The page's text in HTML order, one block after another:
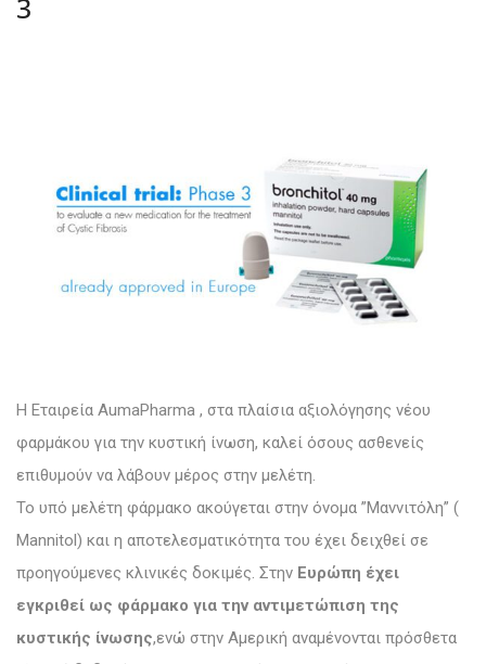
3
Η Εταιρεία ΑumaPharma , στα πλαίσια αξιολόγησης νέου
φαρμάκου για την κυστική ίνωση, καλεί όσους ασθενείς
επιθυμούν να λάβουν μέρος στην μελέτη.
Το υπό μελέτη φάρμακο ακούγεται στην όνομα ”Μαννιτόλη” (
Mannitol) και η αποτελεσματικότητα του έχει δειχθεί σε
προηγούμενες κλινικές δοκιμές. Στην Ευρώπη έχει
εγκριθεί ως φάρμακο για την αντιμετώπιση της
κυστικής ίνωσης,ενώ στην Αμερική αναμένονται πρόσθετα